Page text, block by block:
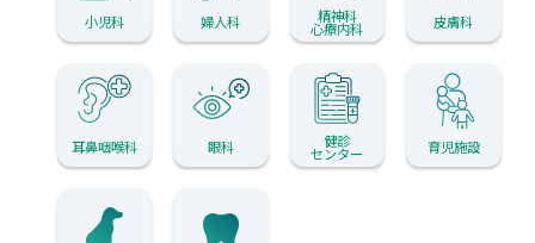
小児科 婦人科 精神科
心療内科 皮膚科
耳鼻咽喉科 眼科 健診
センター 育児施設